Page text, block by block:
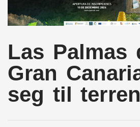
Las Palmas
Gran
seg til